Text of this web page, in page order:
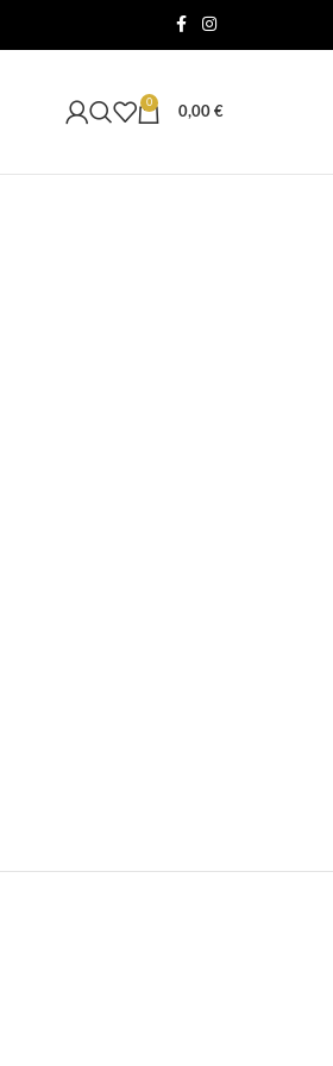
0
0,00 €